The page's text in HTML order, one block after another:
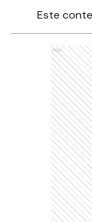
Este
Ads